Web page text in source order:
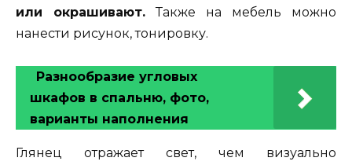
или окрашивают. Также на мебель можно
нанести рисунок, тонировку.
Разнообразие угловых
шкафов в спальню, фото,
варианты наполнения
Глянец отражает свет, чем визуально